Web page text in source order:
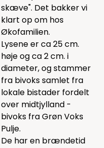
skæve". Det bakker vi
klart op om hos
Økofamilien.
Lysene er ca 25 cm.
høje og ca 2 cm. i
diameter, og stammer
fra bivoks samlet fra
lokale bistader fordelt
over midtjylland -
bivoks fra Grøn Voks
Pulje.
De har en brændetid